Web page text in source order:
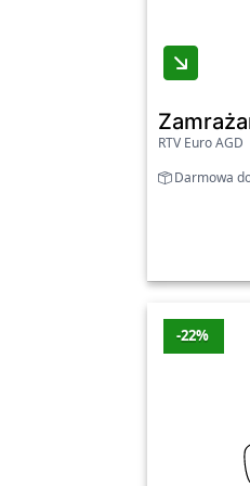
MPM MPM-
MPM
Candy
RTV Euro AGD
Darmowa
-22%